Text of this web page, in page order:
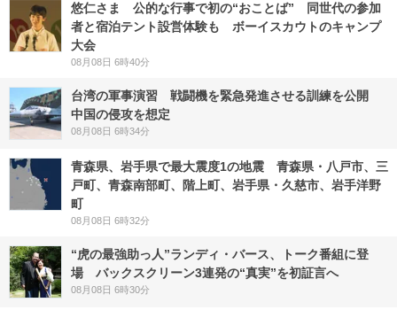
悠仁さま 公的な行事で初の“おことば” 同世代の参加
者と宿泊テント設営体験も ボーイスカウトのキャンプ
大会
08月08日 6時40分
台湾の軍事演習 戦闘機を緊急発進させる訓練を公開
中国の侵攻を想定
08月08日 6時34分
青森県、岩手県で最大震度1の地震 青森県・八戸市、三
戸町、青森南部町、階上町、岩手県・久慈市、岩手洋野
町
08月08日 6時32分
“虎の最強助っ人”ランディ・バース、トーク番組に登
場 バックスクリーン3連発の“真実”を初証言へ
08月08日 6時30分